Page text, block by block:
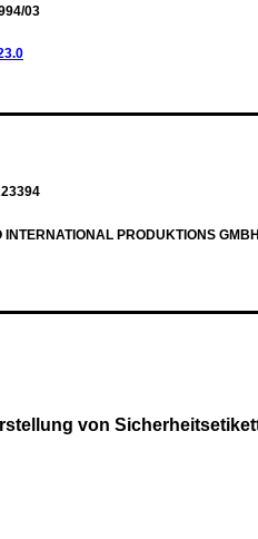
03
INTERNATIONAL PRODUKTIONS
von